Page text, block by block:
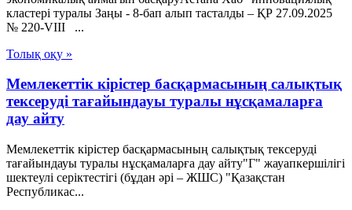
кластері туралы Заңы - 8-бап алып тасталды – ҚР 27.09.2025
№ 220-VIII ...
Толық оқу »
Мемлекеттік кірістер басқармасының салықтық
тексеруді тағайындауы туралы нұсқамаларға
дау айту
Мемлекеттік кірістер басқармасының салықтық тексеруді
тағайындауы туралы нұсқамаларға дау айту"Г" жауапкершілігі
шектеулі серіктестігі (бұдан әрі – ЖШС) "Қазақстан
Республикас...